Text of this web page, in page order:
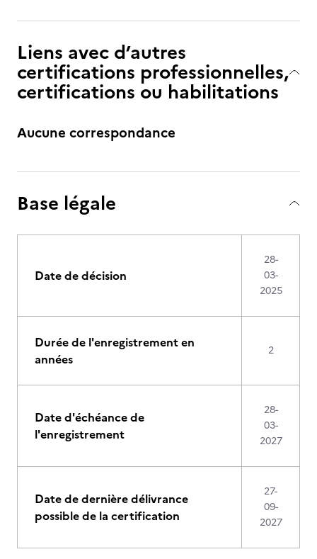
Liens avec d’autres
certifications professionnelles,
certifications ou habilitations
Aucune correspondance
Base légale
Date de décision
28-
03-
2025
Durée de l'enregistrement en
années
2
Date d'échéance de
l'enregistrement
28-
03-
2027
Date de dernière délivrance
possible de la certification
27-
09-
2027